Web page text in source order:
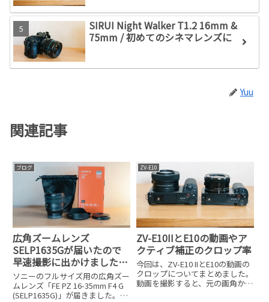
SIRUI Night Walker T1.2 16mm &
75mm / 初めてのシネマレンズに
Yuu
関連記事
ブログ
広角ズームレンズ
SELP1635Gが届いたので
早速撮影に出かけました|
Photo Journal vol.325
ソニーのフルサイズ用の広角ズー
ムレンズ「FE PZ 16-35mm F4 G
(SELP1635G)」が届きました。こ
ZV-E10
ZV-E10IIとE10の動画やア
クティブ補正のクロップ率
今回は、ZV-E10 IIとE10の動画の
クロップについてまとめました。
動画を撮影すると、元の画角から